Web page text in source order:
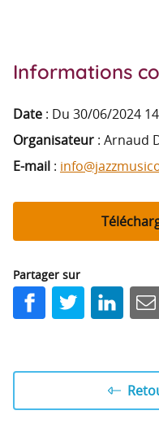
Informations
Date : Du 30/06/2024
Organisateur : Arnaud
E-mail :
Partager sur
FacebookTwitterLinkedIn
E-